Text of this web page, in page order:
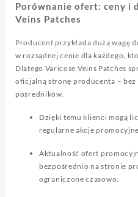
Porównanie ofert: ceny i
Veins Patches
Producent przykłada dużą wagę
w rozsądnej cenie dla każdego,
Dlatego Varicose Veins Patches
oficjalną stronę producenta –
pośredników.
Dzięki temu klienci mogą
regularne akcje
Aktualność ofert
bezpośrednio na stronie
ograniczone czasowo.